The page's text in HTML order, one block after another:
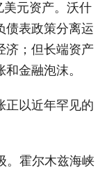
元资产。沃什
债表政策分离运
；但长端资产
金融泡沫。
正以近年罕见的
。霍尔木兹海峡